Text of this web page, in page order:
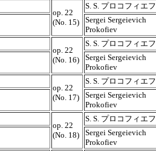
op. 22
(No. 15)
S. S. プロコフィエフ
Sergei Sergeievich
Prokofiev
op. 22
(No. 16)
S. S. プロコフィエフ
Sergei Sergeievich
Prokofiev
op. 22
(No. 17)
S. S. プロコフィエフ
Sergei Sergeievich
Prokofiev
op. 22
(No. 18)
S. S. プロコフィエフ
Sergei Sergeievich
Prokofiev